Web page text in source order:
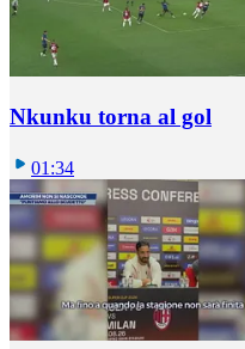
Nkunku torna al gol
01:34